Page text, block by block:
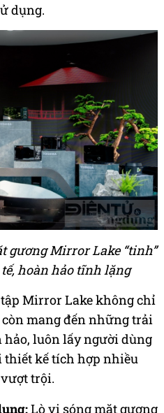
dụng.
gương Mirror Lake “tinh”
hoàn hảo tĩnh lặng
Mirror Lake không chỉ
mang đến những trải
luôn lấy người dùng
kế tích hợp nhiều
trội.
Lò vi sóng mặt gương